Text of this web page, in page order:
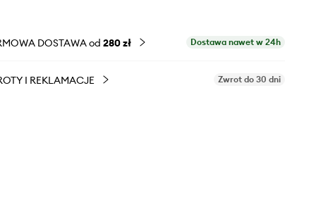
DOSTAWA od 280 zł Dostawa nawet w 24h
I REKLAMACJE Zwrot do 30 dni